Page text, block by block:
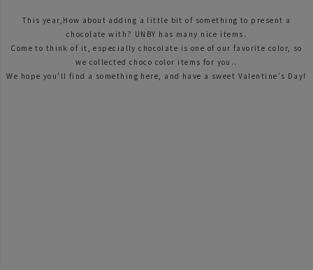
This year,How about adding a little bit of something to present a
chocolate with? UNBY has many nice items.
Come to think of it, especially chocolate is one of our favorite color, so
we collected choco color items for you..
We hope you'll find a something here, and have a sweet Valentine's Day!